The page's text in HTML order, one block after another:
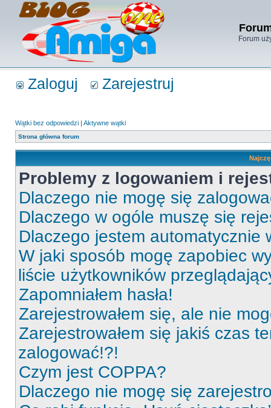
Forum
Zaloguj Zarejestruj
Wątki bez odpowiedzi | Aktywne wątki
Strona główna forum
Problemy z logowaniem i
Dlaczego nie mogę się
Dlaczego w ogóle muszę się
Dlaczego jestem automatycznie
W jaki sposób mogę zapobiec
liście użytkowników
Zapomniałem hasła!
Zarejestrowałem się, ale nie
Zarejestrowałem się jakiś czas
zalogować!?!
Czym jest COPPA?
Dlaczego nie mogę się